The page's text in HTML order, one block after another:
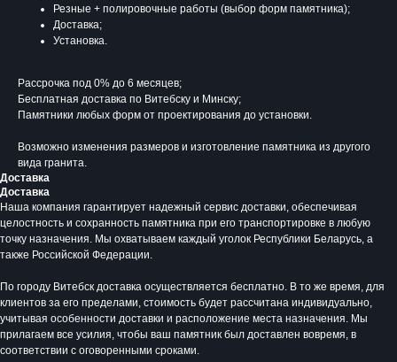
Резные + полировочные работы (выбор форм памятника);
Доставка;
Установка.
Рассрочка под 0% до 6 месяцев;
Бесплатная доставка по Витебску и Минску;
Памятники любых форм от проектирования до установки.
Возможно изменения размеров и изготовление памятника из другого
вида гранита.
Доставка
Доставка
Наша компания гарантирует надежный сервис доставки, обеспечивая
целостность и сохранность памятника при его транспортировке в любую
точку назначения. Мы охватываем каждый уголок Республики Беларусь, а
также Российской Федерации.
По городу Витебск доставка осуществляется бесплатно. В то же время, для
клиентов за его пределами, стоимость будет рассчитана индивидуально,
учитывая особенности доставки и расположение места назначения. Мы
прилагаем все усилия, чтобы ваш памятник был доставлен вовремя, в
соответствии с оговоренными сроками.
Телефон (Viber, Wa):+375 (33) 333-80-33
Время работы:
Вторник - Суббота:
С 10.00 - 19.00
Понедельник: Выходной
Производство мемориальной продукции
любой сложности без посредников